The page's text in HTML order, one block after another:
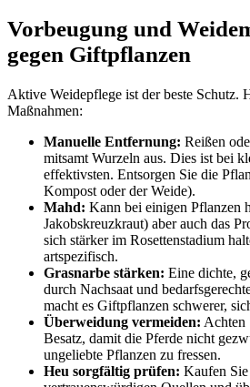
Vorbeugung und
gegen Giftpflanzen
Aktive Weidepflege ist der beste Schutz.
Maßnahmen:
Manuelle Entfernung: Reißen
mitsamt Wurzeln aus. Dies ist bei
effektivsten. Entsorgen Sie die
Kompost oder der Weide).
Mahd: Kann bei einigen Pflanzen
Jakobskreuzkraut) aber auch das
sich stärker im Rosettenstadium
artspezifisch.
Grasnarbe stärken: Eine dichte,
durch Nachsaat und
macht es Giftpflanzen schwerer,
Überweidung vermeiden: Achten
Besatz, damit die Pferde nicht
ungeliebte Pflanzen zu fressen.
Heu sorgfältig prüfen: Kaufen